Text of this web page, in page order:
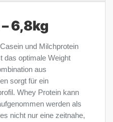
6,8kg
und Milchprotein
das optimale Weight
aus
sorgt für ein
Whey Protein kann
werden als
nicht nur eine zeitnahe,